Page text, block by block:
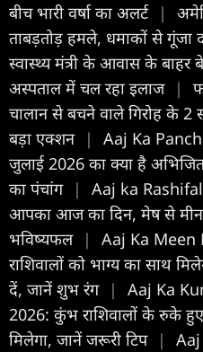
बीच भारी वर्षा का अलर्ट |
ताबड़तोड़ हमले, धमाकों से गूंजा
स्वास्थ्य मंत्री के आवास के बाहर
अस्पताल में चल रहा इलाज |
चालान से बचने वाले गिरोह के 2
बड़ा एक्शन |
Aaj Ka
जुलाई 2026 का क्या है
का पंचांग |
Aaj ka
आपका आज का द‍िन, मेष से
भविष्यफल |
Aaj Ka Meen
राशिवालों को भाग्य का साथ
दें, जानें शुभ रंग |
Aaj Ka
2026: कुंभ राशिवालों के रुके
मिलेगा, जानें जरूरी टिप |